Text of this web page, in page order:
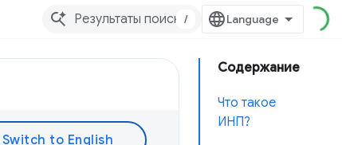
/
Содержание
Что такое
ИНП?